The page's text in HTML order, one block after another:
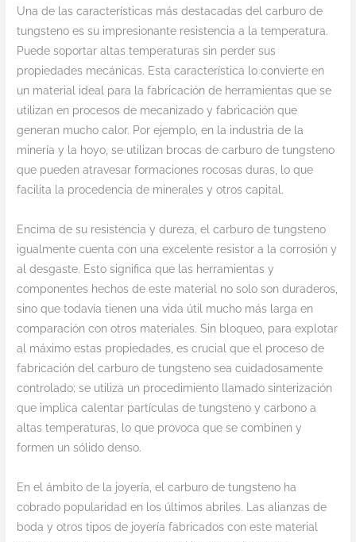
Una de las características más destacadas del carburo de
tungsteno es su impresionante resistencia a la temperatura.
Puede soportar altas temperaturas sin perder sus
propiedades mecánicas. Esta característica lo convierte en
un material ideal para la fabricación de herramientas que se
utilizan en procesos de mecanizado y fabricación que
generan mucho calor. Por ejemplo, en la industria de la
minería y la hoyo, se utilizan brocas de carburo de tungsteno
que pueden atravesar formaciones rocosas duras, lo que
facilita la procedencia de minerales y otros capital.
Encima de su resistencia y dureza, el carburo de tungsteno
igualmente cuenta con una excelente resistor a la corrosión y
al desgaste. Esto significa que las herramientas y
componentes hechos de este material no solo son duraderos,
sino que todavía tienen una vida útil mucho más larga en
comparación con otros materiales. Sin bloqueo, para explotar
al máximo estas propiedades, es crucial que el proceso de
fabricación del carburo de tungsteno sea cuidadosamente
controlado; se utiliza un procedimiento llamado sinterización
que implica calentar partículas de tungsteno y carbono a
altas temperaturas, lo que provoca que se combinen y
formen un sólido denso.
En el ámbito de la joyería, el carburo de tungsteno ha
cobrado popularidad en los últimos abriles. Las alianzas de
boda y otros tipos de joyería fabricados con este material